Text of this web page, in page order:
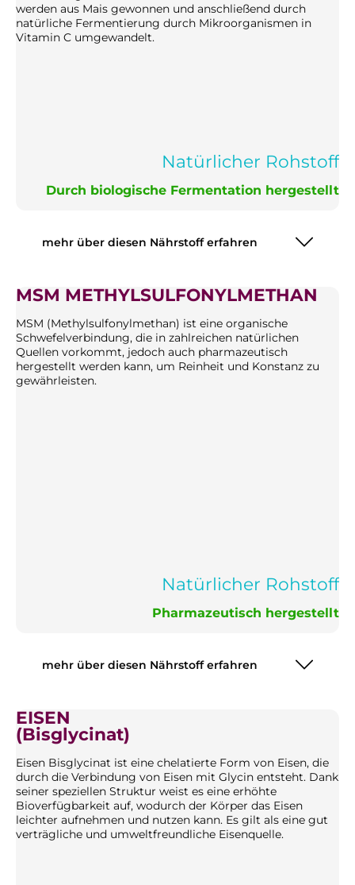
werden aus Mais gewonnen und anschließend durch
natürliche Fermentierung durch Mikroorganismen in
Vitamin C umgewandelt.
Natürlicher Rohstoff
Durch biologische Fermentation hergestellt
mehr über diesen Nährstoff erfahren
MSM METHYLSULFONYLMETHAN
MSM (Methylsulfonylmethan) ist eine organische
Schwefelverbindung, die in zahlreichen natürlichen
Quellen vorkommt, jedoch auch pharmazeutisch
hergestellt werden kann, um Reinheit und Konstanz zu
gewährleisten.
Natürlicher Rohstoff
Pharmazeutisch hergestellt
mehr über diesen Nährstoff erfahren
EISEN
(Bisglycinat)
Eisen Bisglycinat ist eine chelatierte Form von Eisen, die
durch die Verbindung von Eisen mit Glycin entsteht. Dank
seiner speziellen Struktur weist es eine erhöhte
Bioverfügbarkeit auf, wodurch der Körper das Eisen
leichter aufnehmen und nutzen kann. Es gilt als eine gut
verträgliche und umweltfreundliche Eisenquelle.